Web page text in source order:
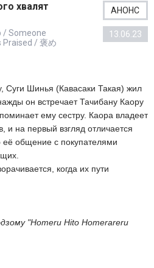
хвалят
/ Someone
Praised / 褒め
АНОНС
13.06.23
Суги Шинья (Кавасаки Такая) жил
он встречает Тачибану Каору
ему сестру. Каора владеет
и на первый взгляд отличается
общение с покупателями
когда их пути
"Homeru Hito Homerareru